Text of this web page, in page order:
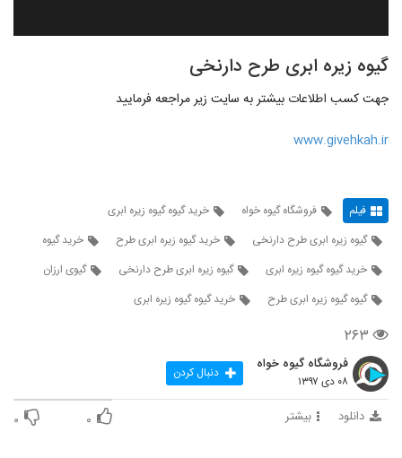
گیوه زیره ابری طرح دارنخی
جهت کسب اطلاعات بیشتر به سایت زیر مراجعه فرمایید
www.givehkah.ir
فیلم فروشگاه گیوه خواه
خرید گیوه گیوه زیره ابری
گیوه زیره ابری طرح دارنخی
خرید گیوه زیره ابری طرح
خرید گیوه
خرید گیوه گیوه زیره ابری
گیوه زیره ابری طرح دارنخی
گیوی ارزان
گیوه گیوه زیره ابری طرح
خرید گیوه گیوه زیره ابری
۲۶۳
فروشگاه گیوه خواه
۰۸ دی ۱۳۹۷ دنبال کردن
دانلود بیشتر ۰ ۰